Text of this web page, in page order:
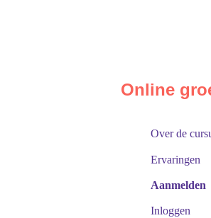
Online
Over de
Ervaringen
Aanmelden
Inloggen